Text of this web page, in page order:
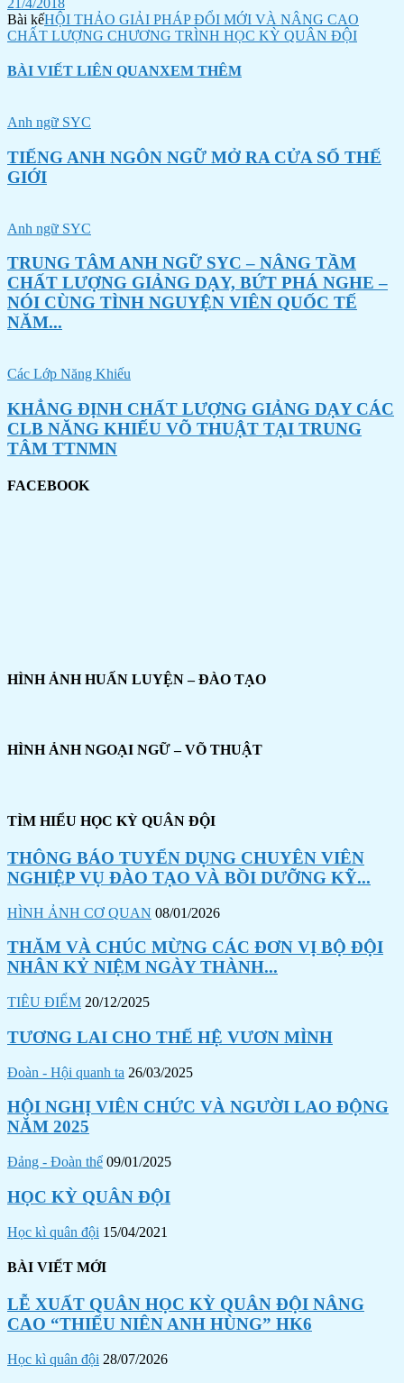
Bài kếHỘI THẢO GIẢI PHÁP ĐỔI MỚI VÀ NÂNG CAO
CHẤT LƯỢNG CHƯƠNG TRÌNH HỌC KỲ QUÂN ĐỘI
BÀI VIẾT LIÊN QUANXEM THÊM
Anh ngữ SYC
TIẾNG ANH NGÔN NGỮ MỞ RA CỬA SỔ THẾ
GIỚI
Anh ngữ SYC
TRUNG TÂM ANH NGỮ SYC – NÂNG TẦM
CHẤT LƯỢNG GIẢNG DẠY, BỨT PHÁ NGHE –
NÓI CÙNG TÌNH NGUYỆN VIÊN QUỐC TẾ
NĂM...
Các Lớp Năng Khiếu
KHẲNG ĐỊNH CHẤT LƯỢNG GIẢNG DẠY CÁC
CLB NĂNG KHIẾU VÕ THUẬT TẠI TRUNG
TÂM TTNMN
FACEBOOK
HÌNH ẢNH HUẤN LUYỆN – ĐÀO TẠO
HÌNH ẢNH NGOẠI NGỮ – VÕ THUẬT
TÌM HIỂU HỌC KỲ QUÂN ĐỘI
THÔNG BÁO TUYỂN DỤNG CHUYÊN VIÊN
NGHIỆP VỤ ĐÀO TẠO VÀ BỒI DƯỠNG KỸ...
HÌNH ẢNH CƠ QUAN 08/01/2026
THĂM VÀ CHÚC MỪNG CÁC ĐƠN VỊ BỘ ĐỘI
NHÂN KỶ NIỆM NGÀY THÀNH...
TIÊU ĐIỂM 20/12/2025
TƯƠNG LAI CHO THẾ HỆ VƯƠN MÌNH
Đoàn - Hội quanh ta 26/03/2025
HỘI NGHỊ VIÊN CHỨC VÀ NGƯỜI LAO ĐỘNG
NĂM 2025
Đảng - Đoàn thể 09/01/2025
HỌC KỲ QUÂN ĐỘI
Học kì quân đội 15/04/2021
BÀI VIẾT MỚI
LỄ XUẤT QUÂN HỌC KỲ QUÂN ĐỘI NÂNG
CAO “THIẾU NIÊN ANH HÙNG” HK6
Học kì quân đội 28/07/2026